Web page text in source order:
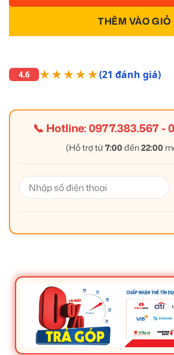
THÊM VÀO GIỎ
4.6 ★★★★★(21 đánh giá)
📞 Hotline:0977.383.567-
(Hỗ trợ từ7:00 đến22:00